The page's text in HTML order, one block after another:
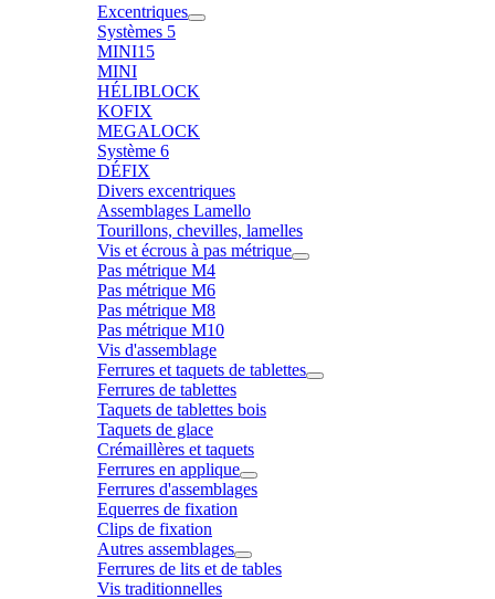
Excentriques
Systèmes 5
MINI15
MINI
HÉLIBLOCK
KOFIX
MEGALOCK
Système 6
DÉFIX
Divers excentriques
Assemblages Lamello
Tourillons, chevilles, lamelles
Vis et écrous à pas métrique
Pas métrique M4
Pas métrique M6
Pas métrique M8
Pas métrique M10
Vis d'assemblage
Ferrures et taquets de tablettes
Ferrures de tablettes
Taquets de tablettes bois
Taquets de glace
Crémaillères et taquets
Ferrures en applique
Ferrures d'assemblages
Equerres de fixation
Clips de fixation
Autres assemblages
Ferrures de lits et de tables
Vis traditionnelles